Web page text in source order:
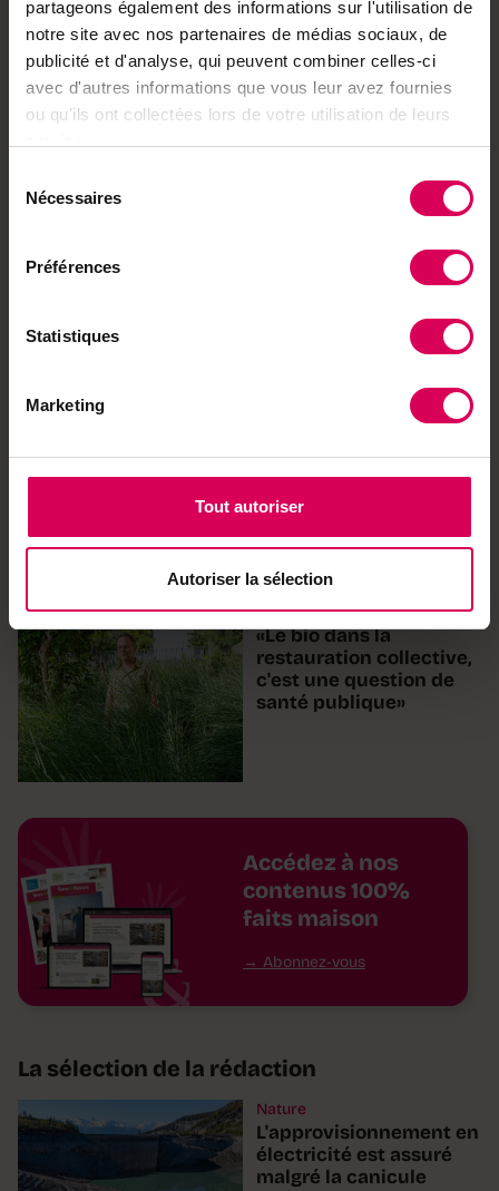
partageons également des informations sur l'utilisation de
notre site avec nos partenaires de médias sociaux, de
publicité et d'analyse, qui peuvent combiner celles-ci
avec d'autres informations que vous leur avez fournies
ou qu'ils ont collectées lors de votre utilisation de leurs
Nécessaires
Préférences
Statistiques
Marketing
Tout autoriser
Autoriser la sélection
À lire aussi
Terroir
À Bex, cette limonade
apporte une fraîcheur
dans les bois rythment
cette balade connectée
dans sa dernière ligne
droite
Agriculture
«Le bio dans la
restauration collective,
c'est une question de
santé publique»
Accédez à nos
contenus 100%
faits maison
Abonnez-vous
La sélection de la rédaction
Nature
L'approvisionnement en
électricité est assuré
malgré la canicule